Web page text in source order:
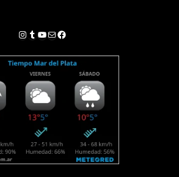
Instagram
Tumblr
YouTube
Correo electrónico
Facebook